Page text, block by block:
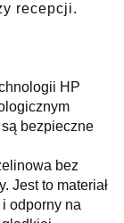
recepcji.
HP
bezpieczne
bez
Jest to materiał
odporny na